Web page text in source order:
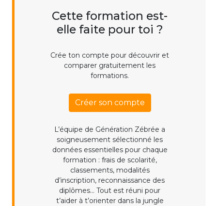
Cette formation est-
elle faite pour toi ?
Crée ton compte pour découvrir et
comparer gratuitement les
formations.
Créer son compte
L’équipe de Génération Zébrée a
soigneusement sélectionné les
données essentielles pour chaque
formation : frais de scolarité,
classements, modalités
d’inscription, reconnaissance des
diplômes... Tout est réuni pour
t’aider à t’orienter dans la jungle